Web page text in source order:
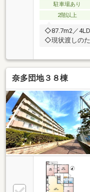
駐車場あり
2階以上
◇87.7m2／
◇現状渡しのた
けます （リ
面駐車場1台無
奈多団地３８棟